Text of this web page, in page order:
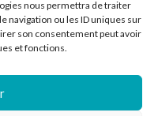
nous permettra de traiter
navigation ou les ID uniques sur
son consentement peut avoir
et fonctions.